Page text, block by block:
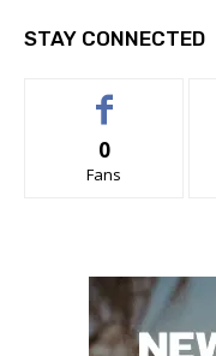
STAY CONNECTED
0
Fans